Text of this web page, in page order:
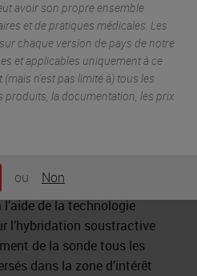
avoir son propre ensemble
et de pratiques médicales. Les
chaque version de pays de notre
et applicables uniquement à ce
n'est pas limité à) tous les
la documentation, les prix
ou Non
in situ de l’ADN. Les
de la technologie
l’hybridation soustractive
de la sonde tous les
dans la zone d’intérêt